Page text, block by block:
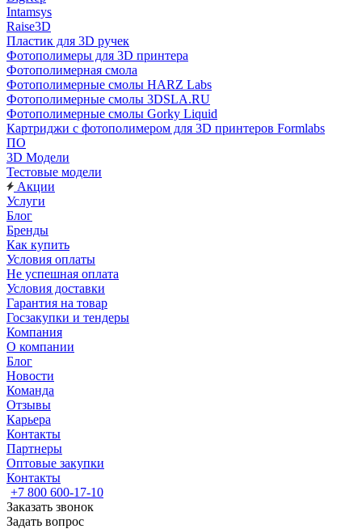
Intamsys
Raise3D
Пластик для 3D ручек
Фотополимеры для 3D принтера
Фотополимерная смола
Фотополимерные смолы HARZ Labs
Фотополимерные смолы 3DSLA.RU
Фотополимерные смолы Gorky Liquid
Картриджи с фотополимером для 3D принтеров Formlabs
ПО
3D Модели
Тестовые модели
Акции
Услуги
Блог
Бренды
Как купить
Условия оплаты
Не успешная оплата
Условия доставки
Гарантия на товар
Госзакупки и тендеры
Компания
О компании
Блог
Новости
Команда
Отзывы
Карьера
Контакты
Партнеры
Оптовые закупки
Контакты
+7 800 600-17-10
Заказать звонок
Задать вопрос